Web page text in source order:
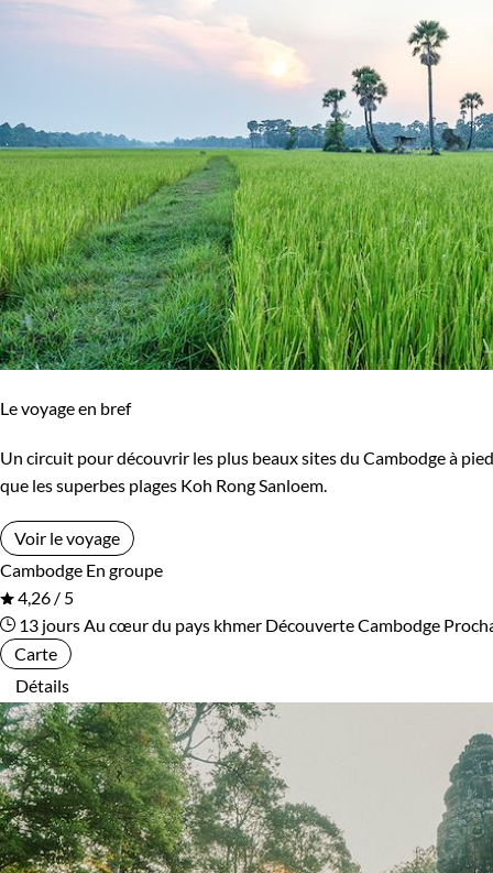
Le voyage en bref
Un circuit pour découvrir les plus beaux sites du Cambodge à
que les superbes plages Koh Rong Sanloem.
Voir le voyage
Cambodge En groupe
4,26 / 5
13 joursAu cœur du pays khmer Découverte Cambodge
Carte
Détails